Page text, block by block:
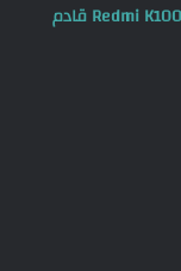
شاومي ريدمي كى 100 – Redmi K100 قادم